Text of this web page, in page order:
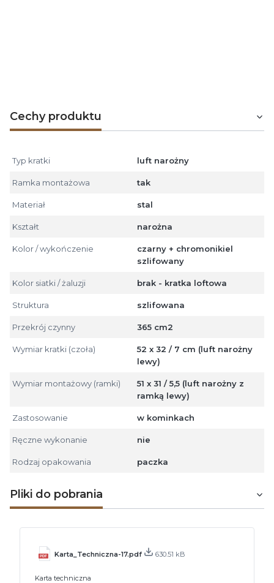
Cechy produktu
Typ kratki luft narożny
Ramka montażowa tak
Materiał stal
Kształt narożna
Kolor / wykończenie
czarny + chromonikiel
szlifowany
Kolor siatki / żaluzji brak - kratka loftowa
Struktura szlifowana
Przekrój czynny 365 cm2
Wymiar kratki (czoła)
52 x 32 / 7 cm (luft narożny
lewy)
Wymiar montażowy (ramki)
51 x 31 / 5,5 (luft narożny z
ramką lewy)
Zastosowanie w kominkach
Ręczne wykonanie nie
Rodzaj opakowania paczka
Pliki do pobrania
Karta_Techniczna-17.pdf 630.51 kB
Karta techniczna